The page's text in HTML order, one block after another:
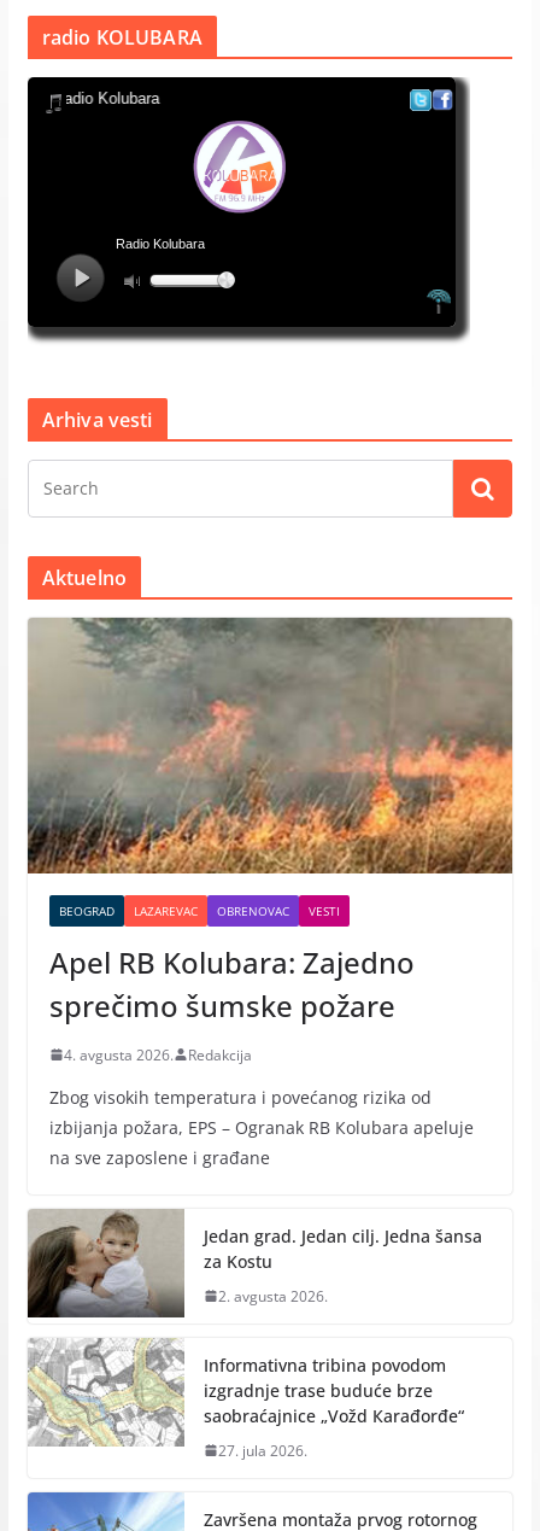
radio KOLUBARA
Arhiva vesti
Aktuelno
BEOGRAD LAZAREVAC OBRENOVAC VESTI
Apel RB Kolubara: Zajedno
sprečimo šumske požare
4. avgusta 2026. Redakcija
Zbog visokih temperatura i povećanog rizika od
izbijanja požara, EPS – Ogranak RB Кolubara apeluje
na sve zaposlene i građane
Jedan grad. Jedan cilj. Jedna šansa
za Kostu
2. avgusta 2026.
Informativna tribina povodom
izgradnje trase buduće brze
saobraćajnice „Vožd Кarađorđe“
27. jula 2026.
Završena montaža prvog rotornog